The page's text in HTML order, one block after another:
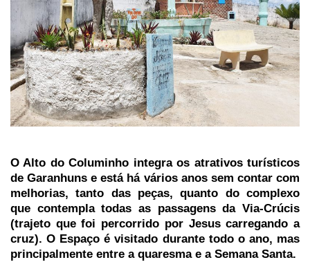
O Alto do Columinho integra os atrativos turísticos
de Garanhuns e está há vários anos sem contar com
melhorias, tanto das peças, quanto do complexo
que contempla todas as passagens da Via-Crúcis
(trajeto que foi percorrido por Jesus carregando a
cruz). O Espaço é visitado durante todo o ano, mas
principalmente entre a quaresma e a Semana Santa.